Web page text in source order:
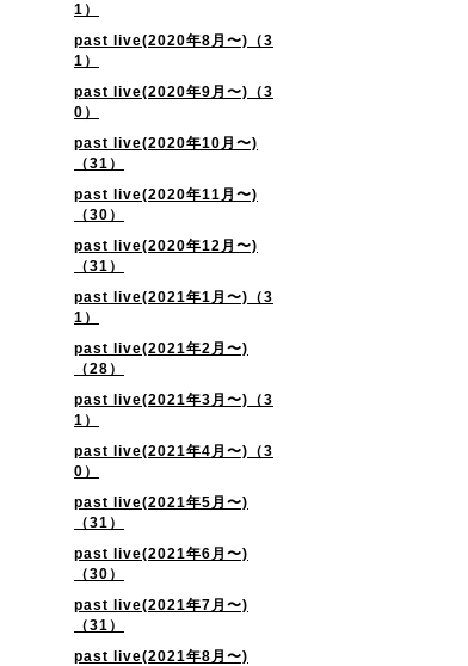
1）
past live(2020年8月〜)（3
1）
past live(2020年9月〜)（3
0）
past live(2020年10月〜)
（31）
past live(2020年11月〜)
（30）
past live(2020年12月〜)
（31）
past live(2021年1月〜)（3
1）
past live(2021年2月〜)
（28）
past live(2021年3月〜)（3
1）
past live(2021年4月〜)（3
0）
past live(2021年5月〜)
（31）
past live(2021年6月〜)
（30）
past live(2021年7月〜)
（31）
past live(2021年8月〜)